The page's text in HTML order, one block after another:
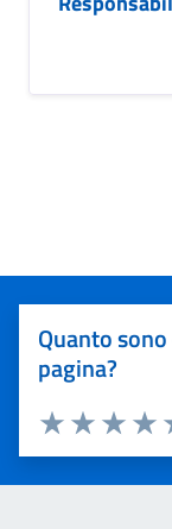
Quanto
pagina?
Valuta
Valuta 2
Valuta 1 stelle